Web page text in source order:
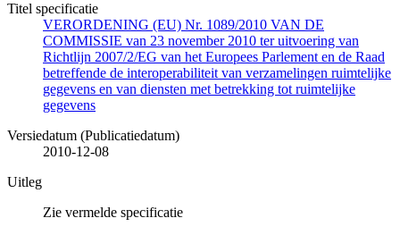
Titel specificatie
VERORDENING (EU) Nr. 1089/2010 VAN DE
COMMISSIE van 23 november 2010 ter uitvoering van
Richtlijn 2007/2/EG van het Europees Parlement en de Raad
betreffende de interoperabiliteit van verzamelingen ruimtelijke
gegevens en van diensten met betrekking tot ruimtelijke
gegevens
Versiedatum (Publicatiedatum)
2010-12-08
Uitleg
Zie vermelde specificatie